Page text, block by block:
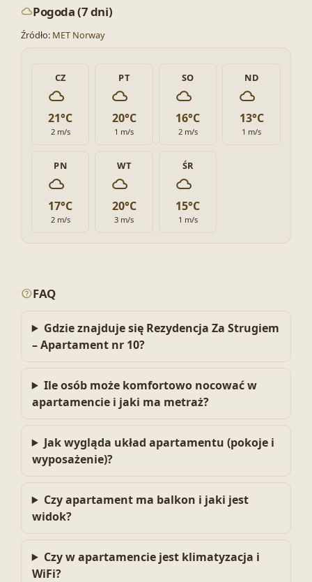
Pogoda (7 dni)
Źródło: MET Norway
CZ
21°C
2 m/s
PT
20°C
1 m/s
SO
16°C
2 m/s
ND
13°C
1 m/s
PN
17°C
2 m/s
WT
20°C
3 m/s
ŚR
15°C
1 m/s
FAQ
Gdzie znajduje się Rezydencja Za Strugiem
– Apartament nr 10?
Ile osób może komfortowo nocować w
apartamencie i jaki ma metraż?
Jak wygląda układ apartamentu (pokoje i
wyposażenie)?
Czy apartament ma balkon i jaki jest
widok?
Czy w apartamencie jest klimatyzacja i
WiFi?